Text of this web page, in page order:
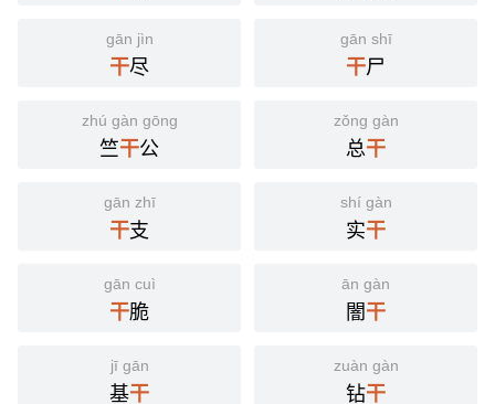
gān jìn
干尽
gān shī
干尸
zhú gàn gōng
竺干公
zǒng gàn
总干
gān zhī
干支
shí gàn
实干
gān cuì
干脆
ān gàn
闇干
jī gān
基干
zuàn gàn
钻干